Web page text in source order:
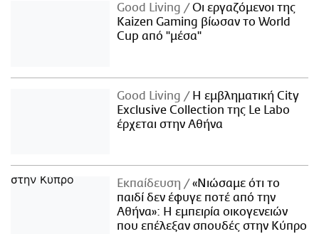
Good Living
Οι εργαζόμενοι της
Kaizen Gaming βίωσαν το World
Cup από "μέσα"
Good Living
Η εμβληματική City
Exclusive Collection της Le Labo
έρχεται στην Αθήνα
Εκπαίδευση
«Νιώσαμε ότι το
παιδί δεν έφυγε ποτέ από την
Αθήνα»: Η εμπειρία οικογενειών
που επέλεξαν σπουδές στην Κύπρο